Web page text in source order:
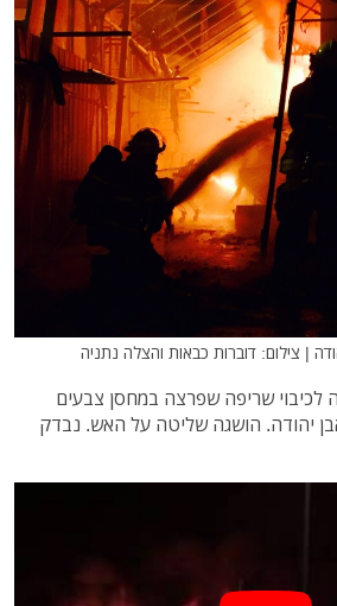
| צילום: דוברות כבאות והצלה נתניה
לכיבוי שריפה שפרצה במחסן צבעים
יהודה. הושגה שליטה על האש. נבדק